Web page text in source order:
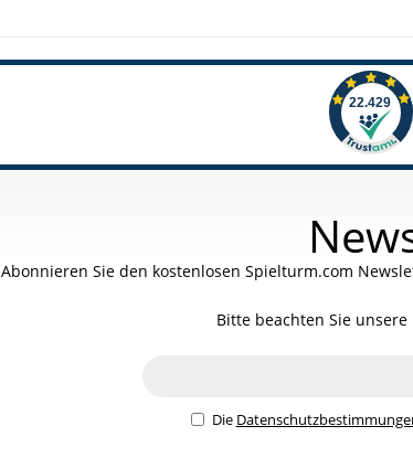
Abonnieren Sie den kostenlosen Spielturm.com
Bitte beachten Sie unsere
Die